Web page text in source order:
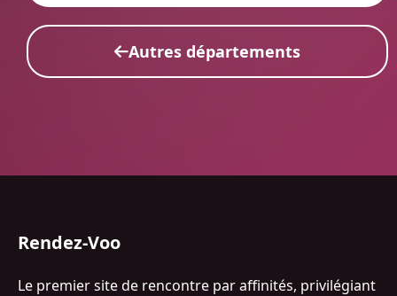
Autres départements
Rendez-Voo
Le premier site de rencontre par affinités, privilégiant